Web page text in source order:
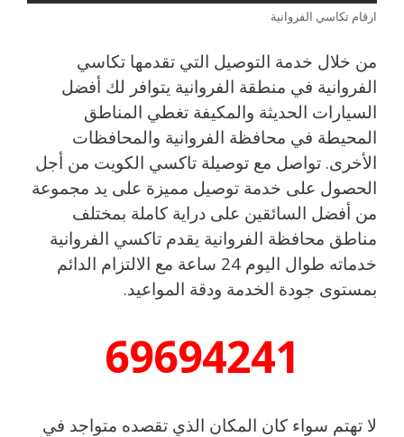
ارقام تكاسي الفروانية
من خلال خدمة التوصيل التي تقدمها تكاسي
الفروانية في منطقة الفروانية يتوافر لك أفضل
السيارات الحديثة والمكيفة تغطي المناطق
المحيطة في محافظة الفروانية والمحافظات
الأخرى. تواصل مع توصيلة تاكسي الكويت من أجل
الحصول على خدمة توصيل مميزة على يد مجموعة
من أفضل السائقين على دراية كاملة بمختلف
مناطق محافظة الفروانية يقدم تاكسي الفروانية
خدماته طوال اليوم 24 ساعة مع الالتزام الدائم
بمستوى جودة الخدمة ودقة المواعيد.
69694241
لا تهتم سواء كان المكان الذي تقصده متواجد في